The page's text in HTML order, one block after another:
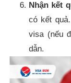
Nhận kết
có kết
visa (nếu
dẫn.